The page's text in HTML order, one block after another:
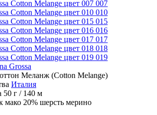
007
010
015
016
017
018
019
Grossa
Меланж (Cotton Melange)
Италия
50 г / 140 м
мако 20% шерсть мерино